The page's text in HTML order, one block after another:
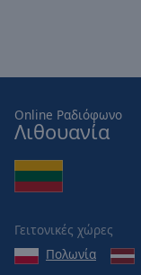
Online Ραδιόφωνο
Λιθουανία
Γειτονικές χώρες
Πολωνία